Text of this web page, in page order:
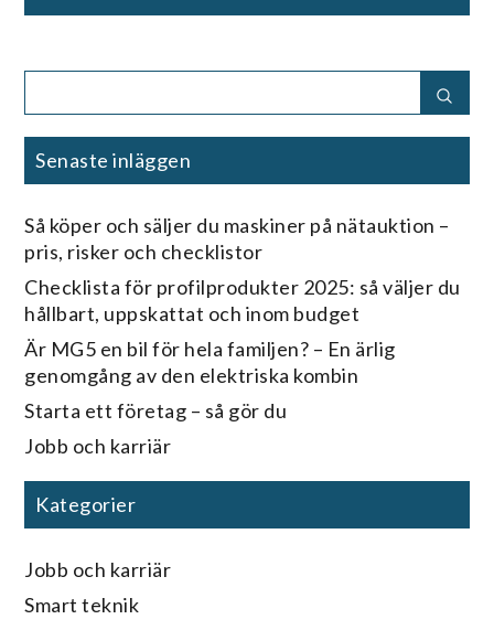
for:
Senaste inläggen
Så köper och säljer du maskiner på nätauktion –
pris, risker och checklistor
Checklista för profilprodukter 2025: så väljer du
hållbart, uppskattat och inom budget
Är MG5 en bil för hela familjen? – En ärlig
genomgång av den elektriska kombin
Starta ett företag – så gör du
Jobb och karriär
Kategorier
Jobb och karriär
Smart teknik